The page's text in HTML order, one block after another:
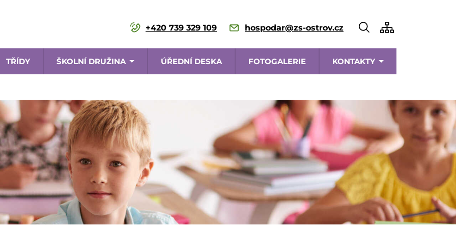
+420 739 329 109 hospodar@zs-ostrov.cz
TŘÍDY ŠKOLNÍ DRUŽINA ÚŘEDNÍ DESKA FOTOGALERIE KONTAKTY